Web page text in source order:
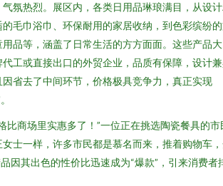
氛热烈。展区内，各类日用品琳琅满目，从设
毛巾浴巾、环保耐用的家居收纳，到色彩缤纷
品等，涵盖了日常生活的方方面面。这些产品
工或直接出口的外贸企业，品质有保障，设计
省去了中间环节，价格极具竞争力，真正实现
比商场里实惠多了！”一位正在挑选陶瓷餐具的市
士一样，许多市民都是慕名而来，推着购物车
因其出色的性价比迅速成为“爆款”，引来消费者